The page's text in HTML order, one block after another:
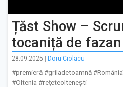
Țăst Show –
tocaniță de
28.09.2025 Doru Ciolacu
#premieră #griladetoamnă
#Oltenia #rețeteoltenești